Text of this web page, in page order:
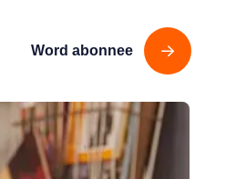
Word abonnee